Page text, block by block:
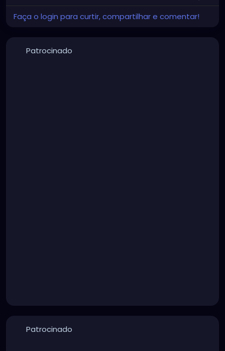
Faça o login para curtir, compartilhar e comentar!
Patrocinado
Patrocinado